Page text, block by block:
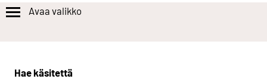
Avaa valikko
Hae käsitettä